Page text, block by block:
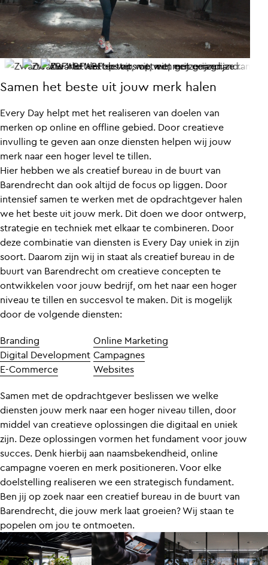
Samen het beste uit jouw merk halen
Every Day helpt met het realiseren van doelen van
merken op online en offline gebied. Door creatieve
invulling te geven aan onze diensten helpen wij jouw
merk naar een hoger level te tillen.
Hier hebben we als creatief bureau in de buurt van
Barendrecht dan ook altijd de focus op liggen. Door
intensief samen te werken met de opdrachtgever halen
we het beste uit jouw merk. Dit doen we door ontwerp,
strategie en techniek met elkaar te combineren. Door
deze combinatie van diensten is Every Day uniek in zijn
soort. Daarom zijn wij in staat als creatief bureau in de
buurt van Barendrecht om creatieve concepten te
ontwikkelen voor jouw bedrijf, om het naar een hoger
niveau te tillen en succesvol te maken. Dit is mogelijk
door de volgende diensten:
Branding
Digital Development
E-Commerce
Online Marketing
Campagnes
Websites
Samen met de opdrachtgever beslissen we welke
diensten jouw merk naar een hoger niveau tillen, door
middel van creatieve oplossingen die digitaal en uniek
zijn. Deze oplossingen vormen het fundament voor jouw
succes. Denk hierbij aan naamsbekendheid, online
campagne voeren en merk positioneren. Voor elke
doelstelling realiseren we een strategisch fundament.
Ben jij op zoek naar een creatief bureau in de buurt van
Barendrecht, die jouw merk laat groeien? Wij staan te
popelen om jou te ontmoeten.